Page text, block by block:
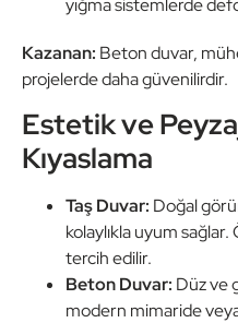
yığma sistemlerde
Kazanan: Beton duvar,
projelerde daha güvenilirdir.
Estetik ve
Kıyaslama
Taş Duvar: Doğal
kolaylıkla uyum
tercih edilir.
Beton Duvar: Düz ve
modern mimaride veya